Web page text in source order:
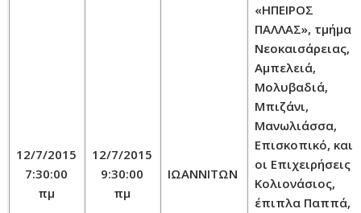
12/7/2015
7:30:00
πμ
12/7/2015
9:30:00
πμ
ΙΩΑΝΝΙΤΩΝ
«ΗΠΕΙΡΟΣ
ΠΑΛΛΑΣ», τμήμα
Νεοκαισάρειας,
Αμπελειά,
Μολυβαδιά,
Μπιζάνι,
Μανωλιάσσα,
Επισκοπικό, και
οι Επιχειρήσεις
Κολιονάσιος,
έπιπλα Παππά,